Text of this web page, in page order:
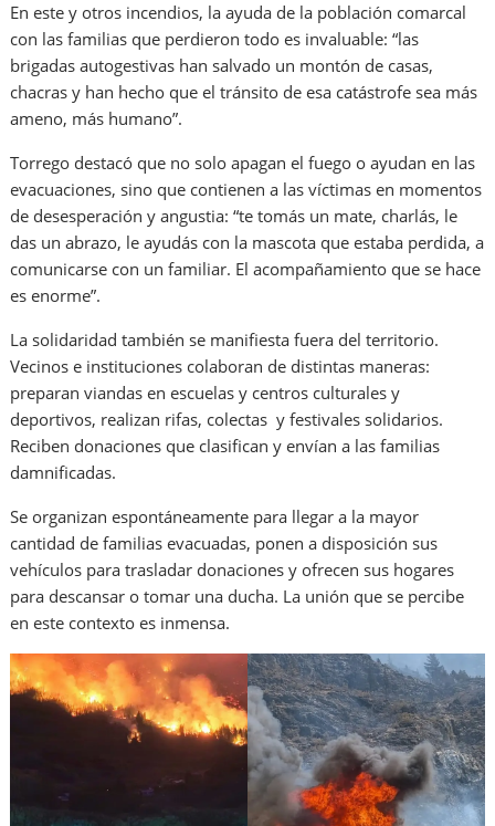
En este y otros incendios, la ayuda de la población comarcal
con las familias que perdieron todo es invaluable: “las
brigadas autogestivas han salvado un montón de casas,
chacras y han hecho que el tránsito de esa catástrofe sea más
ameno, más humano”.
Torrego destacó que no solo apagan el fuego o ayudan en las
evacuaciones, sino que contienen a las víctimas en momentos
de desesperación y angustia: “te tomás un mate, charlás, le
das un abrazo, le ayudás con la mascota que estaba perdida, a
comunicarse con un familiar. El acompañamiento que se hace
es enorme”.
La solidaridad también se manifiesta fuera del territorio.
Vecinos e instituciones colaboran de distintas maneras:
preparan viandas en escuelas y centros culturales y
deportivos, realizan rifas, colectas y festivales solidarios.
Reciben donaciones que clasifican y envían a las familias
damnificadas.
Se organizan espontáneamente para llegar a la mayor
cantidad de familias evacuadas, ponen a disposición sus
vehículos para trasladar donaciones y ofrecen sus hogares
para descansar o tomar una ducha. La unión que se percibe
en este contexto es inmensa.